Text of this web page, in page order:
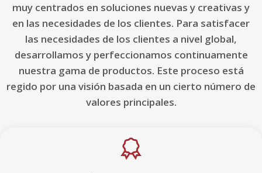
muy centrados en soluciones nuevas y creativas y
en las necesidades de los clientes. Para satisfacer
las necesidades de los clientes a nivel global,
desarrollamos y perfeccionamos continuamente
nuestra gama de productos. Este proceso está
regido por una visión basada en un cierto número de
valores principales.